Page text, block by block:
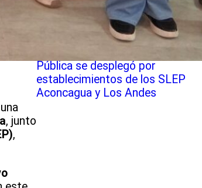
, junto
,
Pública se desplegó por
establecimientos de los SLEP
Aconcagua y Los Andes